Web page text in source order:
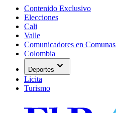
Contenido Exclusivo
Elecciones
Cali
Valle
Comunicadores en Comunas
Colombia
Deportes expand_more
Licita
Turismo